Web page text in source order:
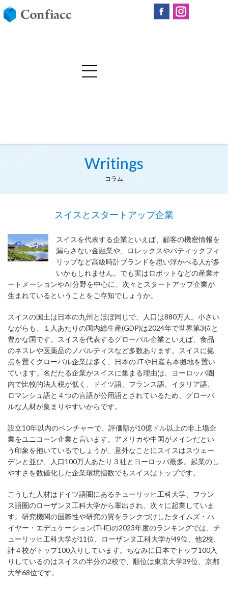
Writings
コラム
スイスとスタートアップ企業
スイスを代表する企業といえば、顧客の機密情報を
漏らさない金融業や、ロレックスやパティックフィ
リップなど高級時計ブランドを思い浮かべる人が多
いかもしれません。でも実はロボットなどの産業オ
ートメーションやAI分野を中心に、次々とスタートアップ企業が
生まれているということをご存知でしょうか。
スイスの国土は日本の九州とほぼ同じで、人口は880万人。小さい
ながらも、１人あたりの国内総生産(GDP)は2024年で世界第3位と
豊かな国です。スイスを代表するグローバル企業といえば、食品
のネスレや医薬品のノバルティスなど多数あります。スイスに拠
点を置くグローバル企業は多く、日本のJTや日産も本拠地を置い
ています。名だたる企業がスイスに集まる理由は、ヨーロッパ圏
内で比較的法人税が低く、ドイツ語、フランス語、イタリア語、
ロマンシュ語と４つの言語が公用語とされているため、グローバ
ルな人材が集まりやすいからです。
設立10年以内のベンチャーで、評価額が10億ドル以上の非上場企
業をユニコーン企業と言います。アメリカや中国がメインだとい
う印象を抱いているでしょうが、意外なことにスイスはスウェー
デンと並び、人口100万人あたり３社とヨーロッパ最多。起業のし
やすさを数値化した企業環境指数でもスイスはトップです。
こうした人材はドイツ語圏にあるチューリッヒ工科大学、フラン
ス語圏のローザンヌ工科大学から輩出され、次々に起業していま
す。研究機関の国際性や研究の質をランクづけしたタイムズ・ハ
イヤー・エデュケーション(THE)の2023年度のランキングでは、チ
ューリッヒ工科大学が11位、ローザンヌ工科大学が49位、他2校、
計４校がトップ100入りしています。ちなみに日本でトップ100入
りしているのはスイスの半分の2校で、順位は東京大学39位、京都
大学68位です。